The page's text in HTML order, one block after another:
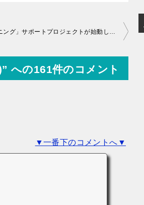
浅田真央 「栄養・トレーニング」サポートプロジェクトが始動して1年 (2009/4/17)
への161件のコメント
▼一番下のコメントへ▼